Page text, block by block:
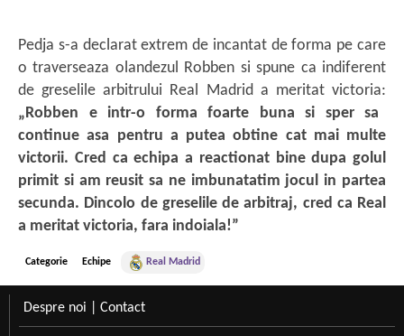
Pedja s-a declarat extrem de incantat de forma pe care
o traverseaza olandezul Robben si spune ca indiferent
de greselile arbitrului Real Madrid a meritat victoria:
„Robben e intr-o forma foarte buna si sper sa
continue asa pentru a putea obtine cat mai multe
victorii. Cred ca echipa a reactionat bine dupa golul
primit si am reusit sa ne imbunatatim jocul in partea
secunda. Dincolo de greselile de arbitraj, cred ca Real
a meritat victoria, fara indoiala!”
Categorie Echipe Real Madrid
Despre noi Contact